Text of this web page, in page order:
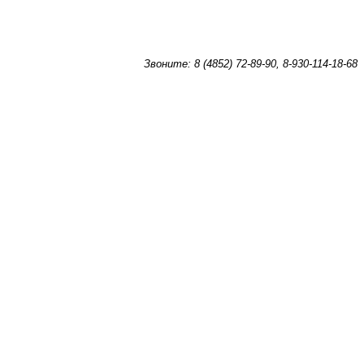
Звоните: 8 (4852) 72-89-90, 8-930-114-18-68